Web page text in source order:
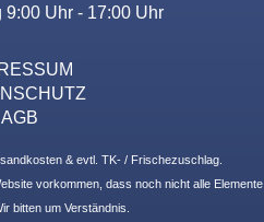
9:00 Uhr - 17:00 Uhr
AGB
& evtl. TK- / Frischezuschlag.
vorkommen, dass noch nicht alle Elemente
bitten um Verständnis.